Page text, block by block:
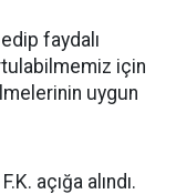
faydalı
için
uygun
açığa alındı.